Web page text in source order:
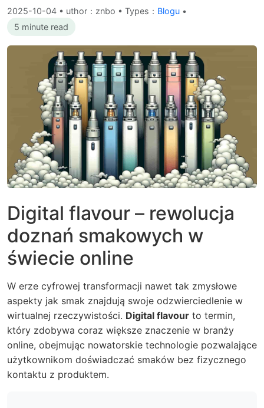
2025-10-04 • uthor：znbo • Types： Blogu •
5 minute read
Digital flavour – rewolucja
doznań smakowych w
świecie online
W erze cyfrowej transformacji nawet tak zmysłowe
aspekty jak smak znajdują swoje odzwierciedlenie w
wirtualnej rzeczywistości. Digital flavour to termin,
który zdobywa coraz większe znaczenie w branży
online, obejmując nowatorskie technologie pozwalające
użytkownikom doświadczać smaków bez fizycznego
kontaktu z produktem.